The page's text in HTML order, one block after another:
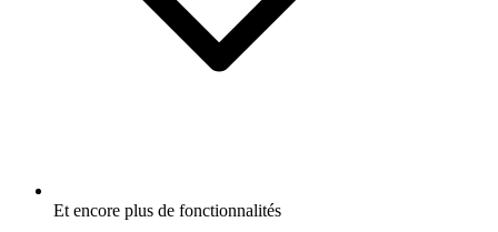
Et encore plus de fonctionnalités